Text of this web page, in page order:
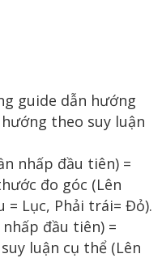
guide dẫn hướng
theo suy luận
nhấp đầu tiên) =
đo góc (Lên
= Lục, Phải trái= Đỏ).
đầu tiên) =
luận cụ thể (Lên